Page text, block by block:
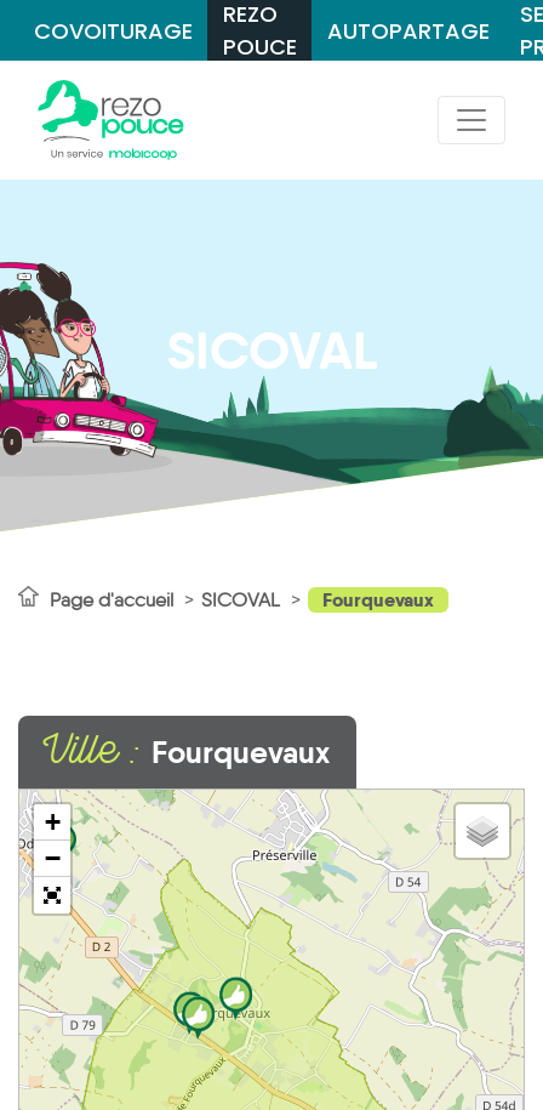
COVOITURAGE
REZO
POUCE
AUTOPARTAGE
SICOVAL
Page d'accueil SICOVAL Fourquevaux
Ville : Fourquevaux
2
+
−